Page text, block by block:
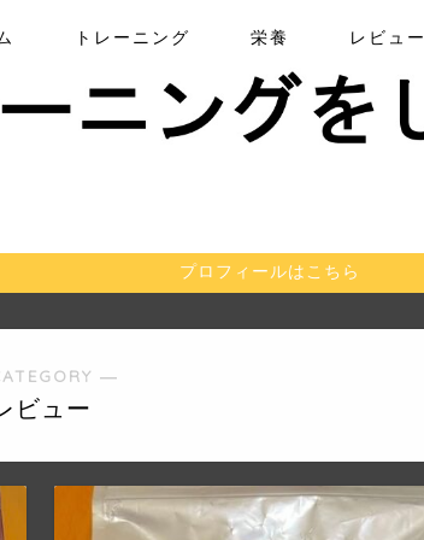
トレーニング 栄養 レビュー
プロフィールはこちら
―
ビュー